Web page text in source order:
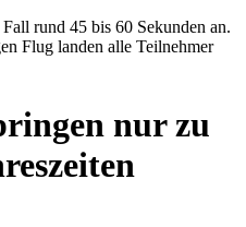
rund 45 bis 60 Sekunden an.
Flug landen alle Teilnehmer
nur zu